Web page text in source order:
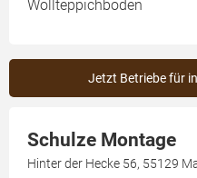
Wollteppichboden
Jetzt Betriebe für
Schulze Montage
Hinter der Hecke 56, 55129